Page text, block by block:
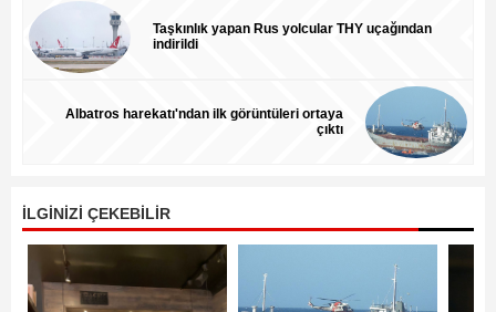
Taşkınlık yapan Rus yolcular THY uçağından
indirildi
Albatros harekatı'ndan ilk görüntüleri ortaya
çıktı
İLGİNİZİ ÇEKEBİLİR